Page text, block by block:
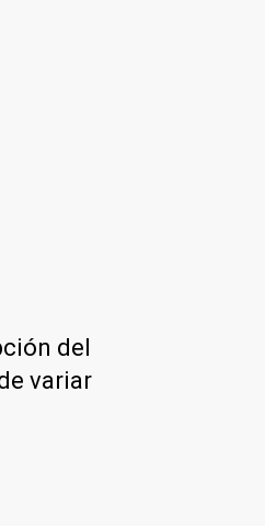
del
variar